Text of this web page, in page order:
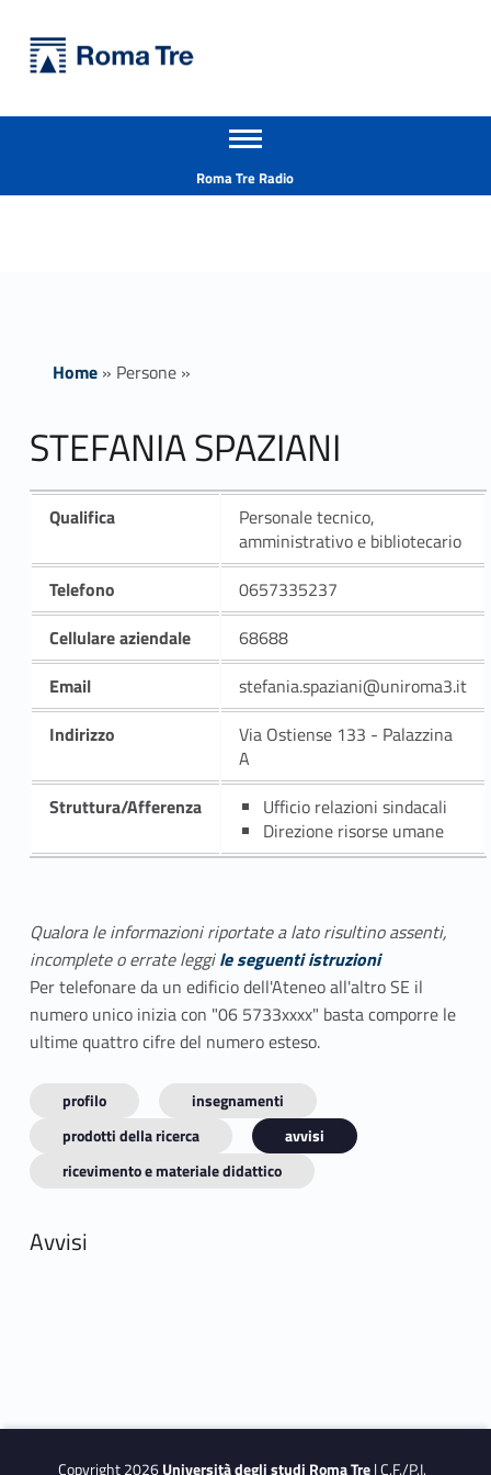
STEFANIA SPAZIANI - Università Roma Tre
Apri il menu secondario
Roma Tre Radio
Home» Persone»
STEFANIA SPAZIANI
Qualifica
Personale tecnico,
amministrativo e bibliotecario
Telefono
0657335237
Cellulare aziendale
68688
Email
stefania.spaziani@uniroma3.it
Indirizzo
Via Ostiense 133 - Palazzina
A
Struttura/Afferenza
Ufficio relazioni sindacali
Direzione risorse umane
Qualora le informazioni riportate a lato risultino assenti,
incomplete o errate leggile seguenti istruzioni
Per telefonare da un edificio dell'Ateneo all'altro SE il
numero unico inizia con "06 5733xxxx" basta comporre le
ultime quattro cifre del numero esteso.
profilo
insegnamenti
prodotti della ricerca
avvisi
ricevimento e materiale didattico
Avvisi
Copyright 2026Università degli studi Roma Tre| C.F./P.I.